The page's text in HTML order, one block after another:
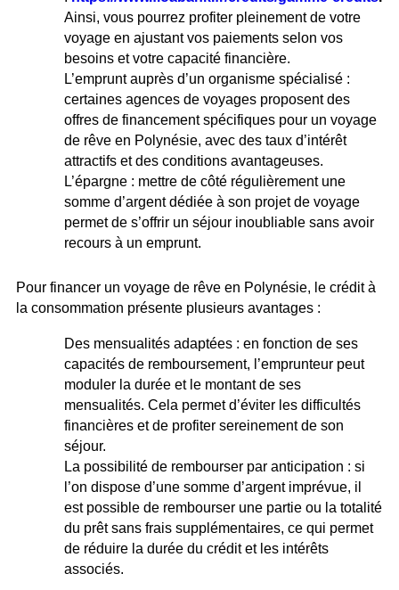
Ainsi, vous pourrez profiter pleinement de votre
voyage en ajustant vos paiements selon vos
besoins et votre capacité financière.
L’emprunt auprès d’un organisme spécialisé :
certaines agences de voyages proposent des
offres de financement spécifiques pour un voyage
de rêve en Polynésie, avec des taux d’intérêt
attractifs et des conditions avantageuses.
L’épargne : mettre de côté régulièrement une
somme d’argent dédiée à son projet de voyage
permet de s’offrir un séjour inoubliable sans avoir
recours à un emprunt.
Pour financer un voyage de rêve en Polynésie, le crédit à
la consommation présente plusieurs avantages :
Des mensualités adaptées : en fonction de ses
capacités de remboursement, l’emprunteur peut
moduler la durée et le montant de ses
mensualités. Cela permet d’éviter les difficultés
financières et de profiter sereinement de son
séjour.
La possibilité de rembourser par anticipation : si
l’on dispose d’une somme d’argent imprévue, il
est possible de rembourser une partie ou la totalité
du prêt sans frais supplémentaires, ce qui permet
de réduire la durée du crédit et les intérêts
associés.